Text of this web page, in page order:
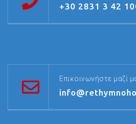
+30 2831 3 42
Επικοινωνήστε μαζί